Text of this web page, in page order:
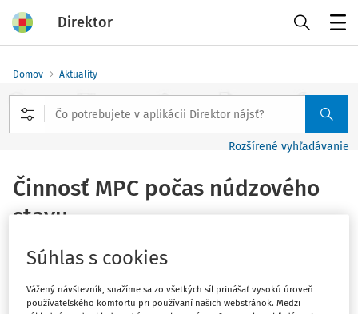
Direktor
Domov Aktuality
Rozšírené vyhľadávanie
Činnosť MPC počas núdzového
stavu
1 minúta čítania
V súvislosti s núdzovým stavom platným od 1. 10. 2020 na
Súhlas s cookies
Vážený návštevník, snažíme sa zo všetkých síl prinášať vysokú úroveň
používateľského komfortu pri používaní našich webstránok. Medzi